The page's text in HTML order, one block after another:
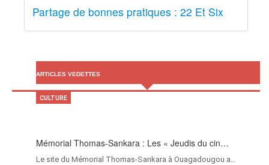
Partage de bonnes pratiques : 22 Et Six
ARTICLES VEDETTES
Mémorial Thomas-Sankara : Les « Jeudis du cin…
Le site du Mémorial Thomas-Sankara à Ouagadougou a…
CULTURE